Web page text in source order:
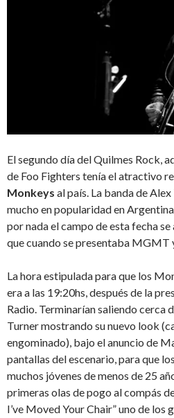
El segundo día del Quilmes Rock,
de Foo Fighters tenía el atractivo
Monkeys al país. La banda de
mucho en popularidad en
por nada el campo de esta fecha
que cuando se presentaba MGMT
La hora estipulada para que los
era a las 19:20hs, después de la
Radio. Terminarían saliendo cerca
Turner mostrando su nuevo look
engominado), bajo el anuncio de
pantallas del escenario, para que
muchos jóvenes de menos de 25
primeras olas de pogo al compás
I’ve Moved Your Chair” uno de los